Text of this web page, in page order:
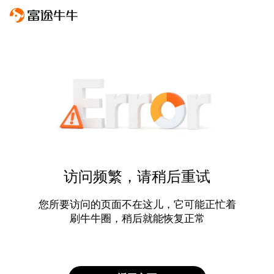
访问频繁，请稍后重试
您所要访问的页面不在这儿，它可能正忙着
刷牛牛圈，稍后就能恢复正常